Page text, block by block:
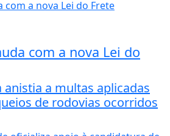
com a nova Lei do
anistia a multas aplicadas
de rodovias ocorridos